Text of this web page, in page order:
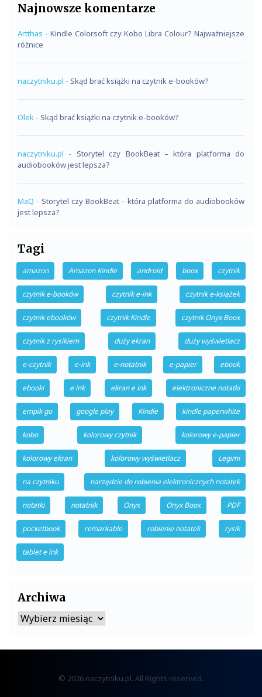
Najnowsze komentarze
Artthas - Kindle Colorsoft czy Kobo Libra Colour? Najważniejsze
różnice
naczytniku.pl - Skąd brać książki na czytnik e-booków?
Olek - Skąd brać książki na czytnik e-booków?
naczytniku.pl - Storytel czy BookBeat – która platforma do
audiobooków jest lepsza?
MaQ - Storytel czy BookBeat – która platforma do audiobooków
jest lepsza?
Tagi
amazon Amazon Kindle android boox czytnik
czytnik e-booków czytnik e-ink czytnik e-książek
czytnik ebooków czytnik Kindle czytnik Onyx Boox
czytnik z rysikiem duży ekran duży wyświetlacz
e-czytnik e-ink e-notatnik e-papier ebook
ebooki e ink ekran e ink elektroniczne notatki
empik go google play Kindle kindle paperwhite
kobo kolorowy czytnik kolorowy e-papier
kolorowy ekran kolorowy wyświetlacz Legimi
na czytniku narzędzie do robienia elektronicznych notatek
notatki notatnik Onyx Onyx Boox PDF
pocketbook remarkable robienie notatek rysik
tablet e ink
Archiwa
Archiwa
© 2026 naczytniku.pl. All Rights reserved.